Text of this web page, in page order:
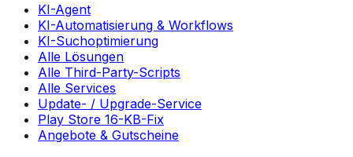
KI-Agent
KI-Automatisierung & Workflows
KI-Suchoptimierung
Alle Lösungen
Alle Third-Party-Scripts
Alle Services
Update- / Upgrade-Service
Play Store 16-KB-Fix
Angebote & Gutscheine